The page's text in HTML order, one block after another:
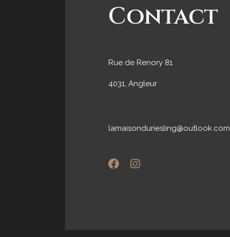
Contact
Rue de Renory 81
4031, Angleur
lamaisonduriesling@outlook.com